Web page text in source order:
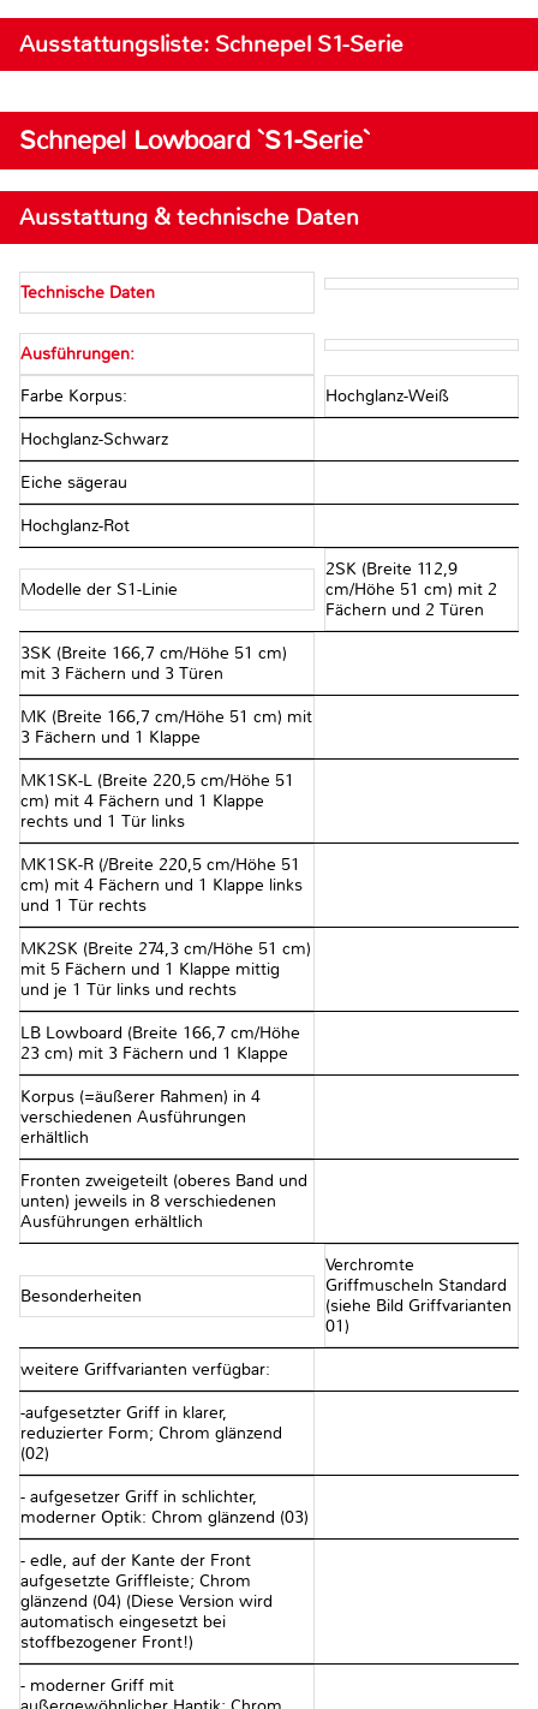
Ausstattungsliste: Schnepel S1-Serie
Schnepel Lowboard `S1-Serie`
Ausstattung & technische Daten
Technische Daten
Ausführungen:
Farbe Korpus: Hochglanz-Weiß
Hochglanz-Schwarz
Eiche sägerau
Hochglanz-Rot
Modelle der S1-Linie
2SK (Breite 112,9
cm/Höhe 51 cm) mit 2
Fächern und 2 Türen
3SK (Breite 166,7 cm/Höhe 51 cm)
mit 3 Fächern und 3 Türen
MK (Breite 166,7 cm/Höhe 51 cm) mit
3 Fächern und 1 Klappe
MK1SK-L (Breite 220,5 cm/Höhe 51
cm) mit 4 Fächern und 1 Klappe
rechts und 1 Tür links
MK1SK-R (/Breite 220,5 cm/Höhe 51
cm) mit 4 Fächern und 1 Klappe links
und 1 Tür rechts
MK2SK (Breite 274,3 cm/Höhe 51 cm)
mit 5 Fächern und 1 Klappe mittig
und je 1 Tür links und rechts
LB Lowboard (Breite 166,7 cm/Höhe
23 cm) mit 3 Fächern und 1 Klappe
Korpus (=äußerer Rahmen) in 4
verschiedenen Ausführungen
erhältlich
Fronten zweigeteilt (oberes Band und
unten) jeweils in 8 verschiedenen
Ausführungen erhältlich
Besonderheiten
Verchromte
Griffmuscheln Standard
(siehe Bild Griffvarianten
01)
weitere Griffvarianten verfügbar:
-aufgesetzter Griff in klarer,
reduzierter Form; Chrom glänzend
(02)
- aufgesetzer Griff in schlichter,
moderner Optik: Chrom glänzend (03)
- edle, auf der Kante der Front
aufgesetzte Griffleiste; Chrom
glänzend (04) (Diese Version wird
automatisch eingesetzt bei
stoffbezogener Front!)
- moderner Griff mit